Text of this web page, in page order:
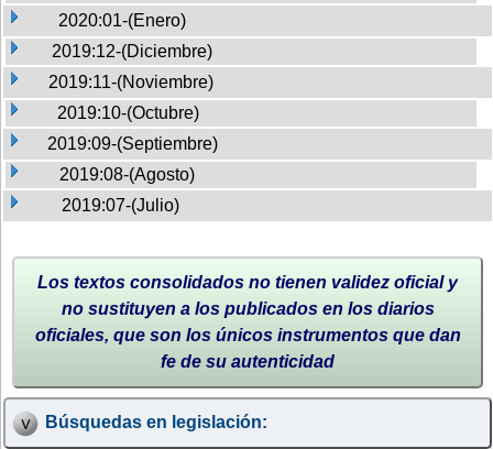
2020:01-(Enero)
2019:12-(Diciembre)
2019:11-(Noviembre)
2019:10-(Octubre)
2019:09-(Septiembre)
2019:08-(Agosto)
2019:07-(Julio)
Los textos consolidados no tienen validez oficial y
no sustituyen a los publicados en los diarios
oficiales, que son los únicos instrumentos que dan
fe de su autenticidad
Búsquedas en legislación: